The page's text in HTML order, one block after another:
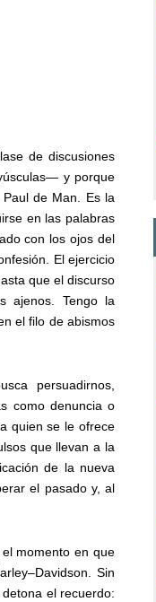
de discusiones
y porque
de Man. Es la
en las palabras
con los ojos del
El ejercicio
que el discurso
ajenos. Tengo la
el filo de abismos
persuadirnos,
como denuncia o
quien se le ofrece
que llevan a la
de la nueva
el pasado y, al
momento en que
Sin
el recuerdo: